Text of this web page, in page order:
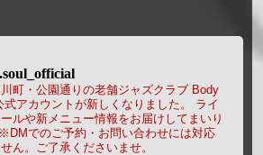
町・公園通りの老舗ジャズクラブ Body
アカウントが新しくなりました。
ライ
ルや新メニュー情報をお届けしてまいり
※DMでのご予約・お問い合わせには対応
ん。ご了承くださいませ。